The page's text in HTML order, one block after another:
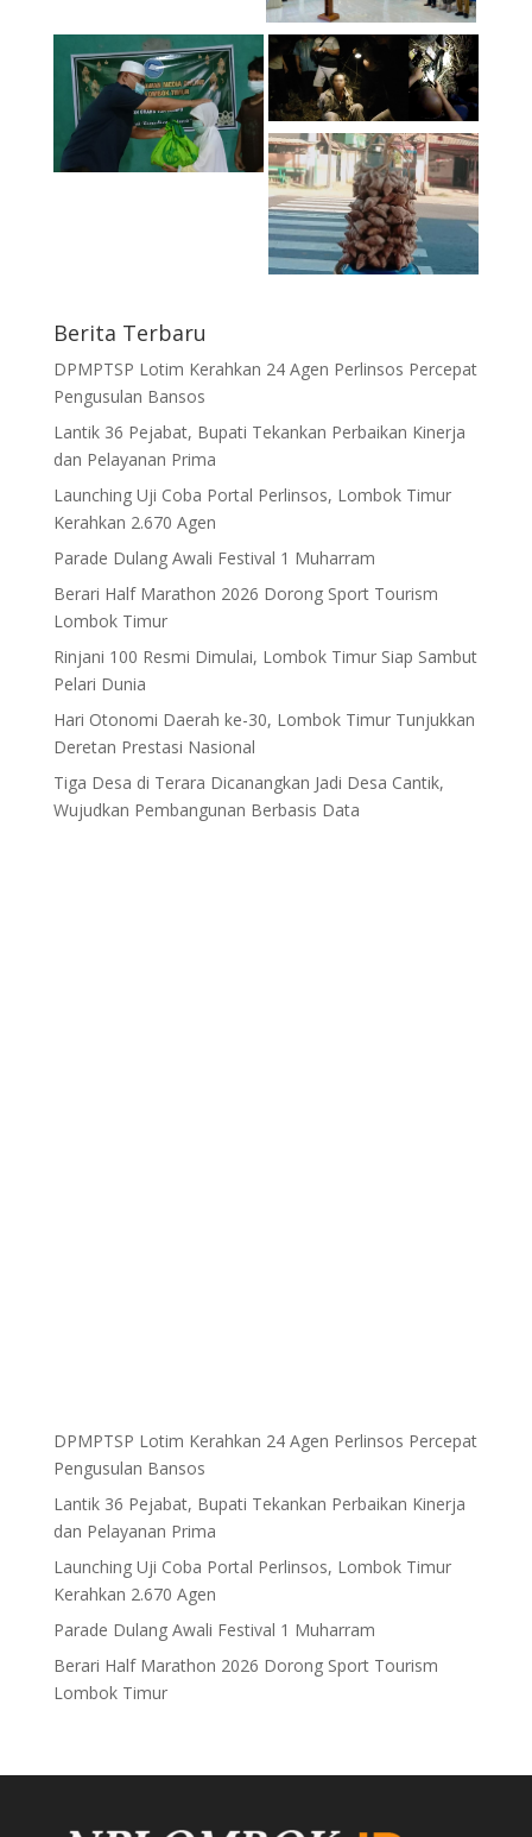
Berita Terbaru
DPMPTSP Lotim Kerahkan 24 Agen Perlinsos Percepat
Pengusulan Bansos
Lantik 36 Pejabat, Bupati Tekankan Perbaikan Kinerja
dan Pelayanan Prima
Launching Uji Coba Portal Perlinsos, Lombok Timur
Kerahkan 2.670 Agen
Parade Dulang Awali Festival 1 Muharram
Berari Half Marathon 2026 Dorong Sport Tourism
Lombok Timur
Rinjani 100 Resmi Dimulai, Lombok Timur Siap Sambut
Pelari Dunia
Hari Otonomi Daerah ke-30, Lombok Timur Tunjukkan
Deretan Prestasi Nasional
Tiga Desa di Terara Dicanangkan Jadi Desa Cantik,
Wujudkan Pembangunan Berbasis Data
DPMPTSP Lotim Kerahkan 24 Agen Perlinsos Percepat
Pengusulan Bansos
Lantik 36 Pejabat, Bupati Tekankan Perbaikan Kinerja
dan Pelayanan Prima
Launching Uji Coba Portal Perlinsos, Lombok Timur
Kerahkan 2.670 Agen
Parade Dulang Awali Festival 1 Muharram
Berari Half Marathon 2026 Dorong Sport Tourism
Lombok Timur